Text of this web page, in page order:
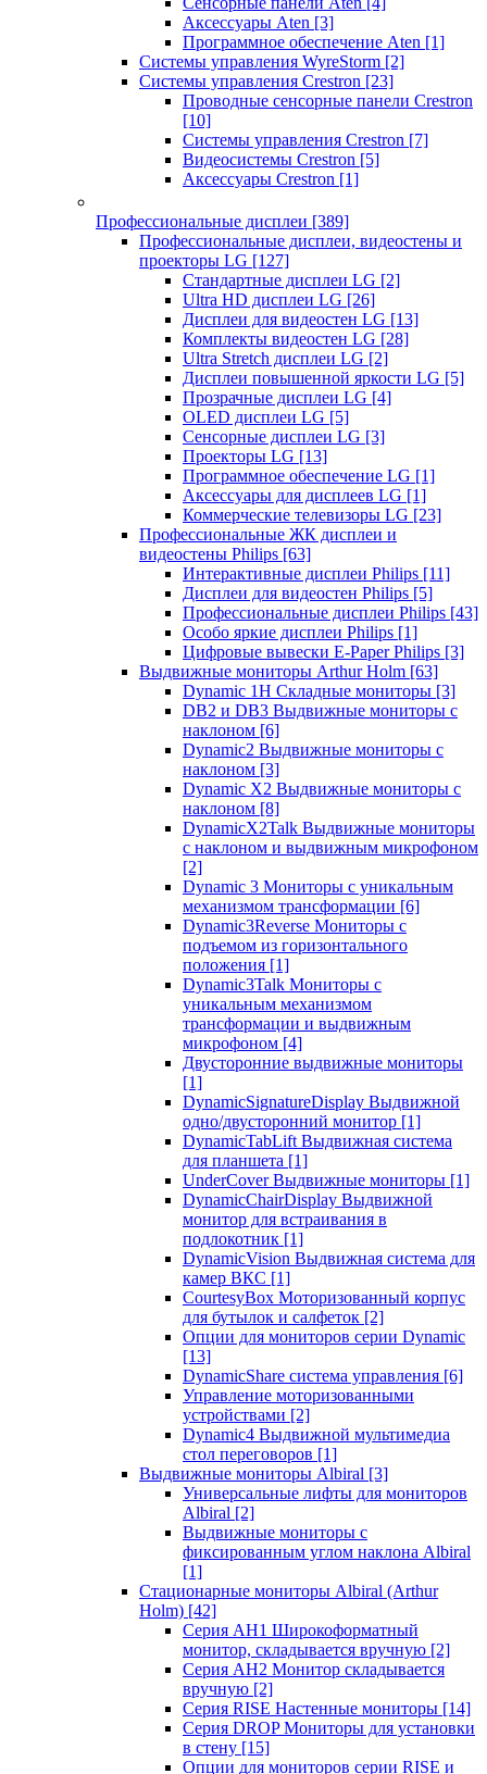
Аксессуары Aten [3]
Программное обеспечение Aten [1]
Системы управления WyreStorm [2]
Системы управления Crestron [23]
Проводные сенсорные панели Crestron
[10]
Системы управления Crestron [7]
Видеосистемы Crestron [5]
Аксессуары Crestron [1]
Профессиональные дисплеи [389]
Профессиональные дисплеи, видеостены и
проекторы LG [127]
Стандартные дисплеи LG [2]
Ultra HD дисплеи LG [26]
Дисплеи для видеостен LG [13]
Комплекты видеостен LG [28]
Ultra Stretch дисплеи LG [2]
Дисплеи повышенной яркости LG [5]
Прозрачные дисплеи LG [4]
OLED дисплеи LG [5]
Сенсорные дисплеи LG [3]
Проекторы LG [13]
Программное обеспечение LG [1]
Аксессуары для дисплеев LG [1]
Коммерческие телевизоры LG [23]
Профессиональные ЖК дисплеи и
видеостены Philips [63]
Интерактивные дисплеи Philips [11]
Дисплеи для видеостен Philips [5]
Профессиональные дисплеи Philips [43]
Особо яркие дисплеи Philips [1]
Цифровые вывески E-Paper Philips [3]
Выдвижные мониторы Arthur Holm [63]
Dynamic 1Н Складные мониторы [3]
DB2 и DB3 Выдвижные мониторы с
наклоном [6]
Dynamic2 Выдвижные мониторы с
наклоном [3]
Dynamic X2 Выдвижные мониторы с
наклоном [8]
DynamicX2Talk Выдвижные мониторы
с наклоном и выдвижным микрофоном
[2]
Dynamic 3 Мониторы с уникальным
механизмом трансформации [6]
Dynamic3Reverse Мониторы с
подъемом из горизонтального
положения [1]
Dynamic3Talk Мониторы с
уникальным механизмом
трансформации и выдвижным
микрофоном [4]
Двусторонние выдвижные мониторы
[1]
DynamicSignatureDisplay Выдвижной
одно/двусторонний монитор [1]
DynamicTabLift Выдвижная система
для планшета [1]
UnderCover Выдвижные мониторы [1]
DynamicChairDisplay Выдвижной
монитор для встраивания в
подлокотник [1]
DynamicVision Выдвижная система для
камер ВКС [1]
CourtesyBox Моторизованный корпус
для бутылок и салфеток [2]
Опции для мониторов серии Dynamic
[13]
DynamicShare система управления [6]
Управление моторизованными
устройствами [2]
Dynamic4 Выдвижной мультимедиа
стол переговоров [1]
Выдвижные мониторы Albiral [3]
Универсальные лифты для мониторов
Albiral [2]
Выдвижные мониторы с
фиксированным углом наклона Albiral
[1]
Стационарные мониторы Albiral (Arthur
Holm) [42]
Серия AH1 Широкоформатный
монитор, складывается вручную [2]
Серия AH2 Монитор складывается
вручную [2]
Серия RISE Настенные мониторы [14]
Серия DROP Мониторы для установки
в стену [15]
Опции для мониторов серии RISE и